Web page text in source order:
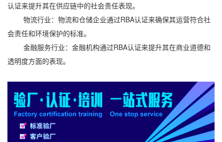
认证来提升其在供应链中的社会责任表现。
物流行业：物流和仓储企业通过RBA认证来确保其运营符合社
会责任和环境保护的标准。
金融服务行业：金融机构通过RBA认证来提升其在商业道德和
透明度方面的表现。